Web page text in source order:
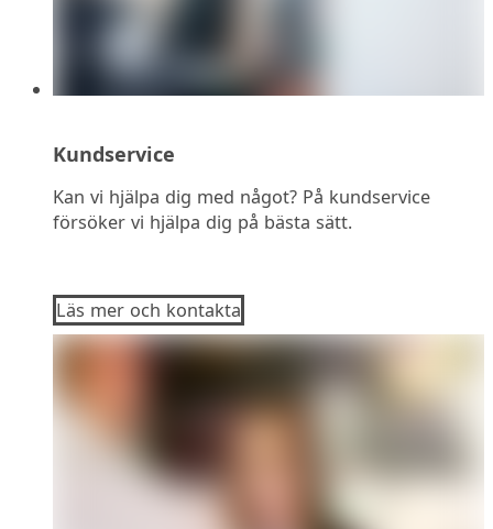
Kundservice
Kan vi hjälpa dig med något? På kundservice
försöker vi hjälpa dig på bästa sätt.
Läs mer och kontakta